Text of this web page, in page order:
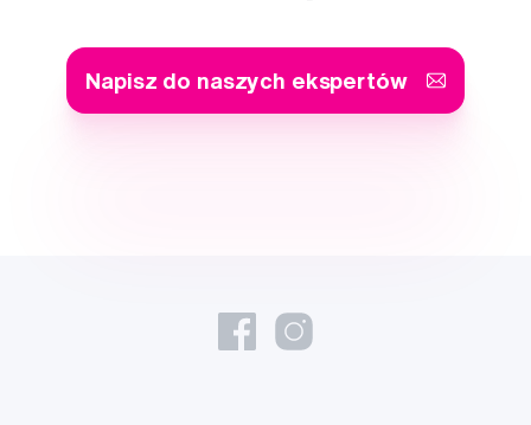
Napisz do naszych ekspertów